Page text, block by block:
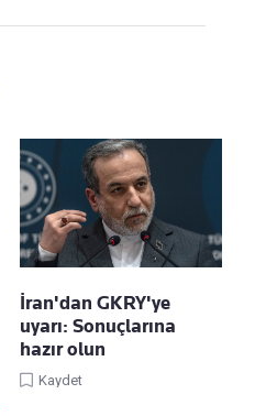
İran'dan GKRY'ye
uyarı: Sonuçlarına
hazır olun
Kaydet